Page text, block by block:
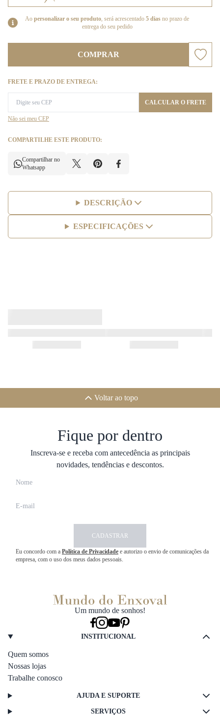
Ao personalizar o seu produto, será acrescentado 5 dias no prazo de
entrega do seu pedido
COMPRAR
FRETE E PRAZO DE ENTREGA:
CALCULAR O FRETE
Não sei meu CEP
COMPARTILHE ESTE PRODUTO:
Compartilhar no
Whatsapp
DESCRIÇÃO
ESPECIFICAÇÕES
Voltar ao topo
Fique por dentro
Inscreva-se e receba com antecedência as principais
novidades, tendências e descontos.
CADASTRAR
Eu concordo com a Política de Privacidade e autorizo o envio de comunicações da
empresa, com o uso dos meus dados pessoais.
Um mundo de sonhos!
INSTITUCIONAL
Quem somos
Nossas lojas
Trabalhe conosco
AJUDA E SUPORTE
SERVIÇOS